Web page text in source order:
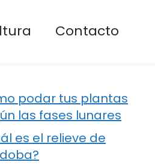
Contacto
podar tus plantas
las fases lunares
es el relieve de